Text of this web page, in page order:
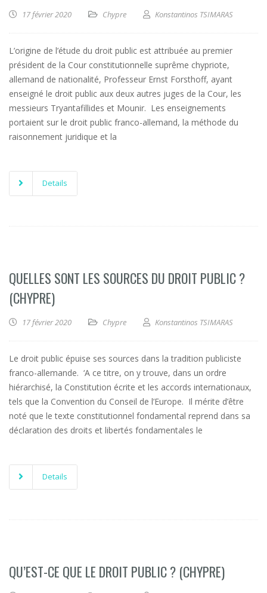
17 février 2020 Chypre Konstantinos TSIMARAS
L’origine de l’étude du droit public est attribuée au premier
président de la Cour constitutionnelle suprême chypriote,
allemand de nationalité, Professeur Ernst Forsthoff, ayant
enseigné le droit public aux deux autres juges de la Cour, les
messieurs Tryantafillides et Mounir. Les enseignements
portaient sur le droit public franco-allemand, la méthode du
raisonnement juridique et la
Details
QUELLES SONT LES SOURCES DU DROIT PUBLIC ?
(CHYPRE)
17 février 2020 Chypre Konstantinos TSIMARAS
Le droit public épuise ses sources dans la tradition publiciste
franco-allemande. ‘A ce titre, on y trouve, dans un ordre
hiérarchisé, la Constitution écrite et les accords internationaux,
tels que la Convention du Conseil de l’Europe. Il mérite d’être
noté que le texte constitutionnel fondamental reprend dans sa
déclaration des droits et libertés fondamentales le
Details
QU’EST-CE QUE LE DROIT PUBLIC ? (CHYPRE)